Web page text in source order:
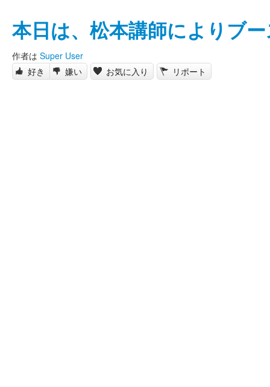
本日は、松本講師によりブ
作者は Super User
好き
嫌い お気に入り リポート